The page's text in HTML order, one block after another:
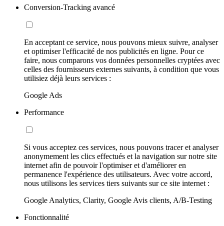
Conversion-Tracking avancé
En acceptant ce service, nous pouvons mieux suivre, analyser
et optimiser l'efficacité de nos publicités en ligne. Pour ce
faire, nous comparons vos données personnelles cryptées avec
celles des fournisseurs externes suivants, à condition que vous
utilisiez déjà leurs services :
Google Ads
Performance
Si vous acceptez ces services, nous pouvons tracer et analyser
anonymement les clics effectués et la navigation sur notre site
internet afin de pouvoir l'optimiser et d'améliorer en
permanence l'expérience des utilisateurs. Avec votre accord,
nous utilisons les services tiers suivants sur ce site internet :
Google Analytics, Clarity, Google Avis clients, A/B-Testing
Fonctionnalité